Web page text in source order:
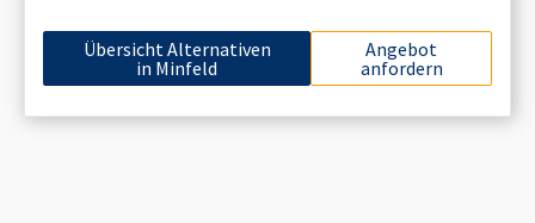
Übersicht Alternativen
in Minfeld
Angebot
anfordern